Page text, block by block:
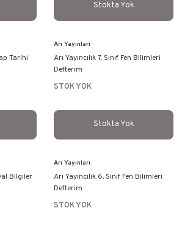
Stokta Yok
Tarihi
Arı Yayınları
Arı Yayıncılık 7. Sınıf Fen Bilimleri
Defterim
STOK YOK
Stokta Yok
Bilgiler
Arı Yayınları
Arı Yayıncılık 6. Sınıf Fen Bilimleri
Defterim
STOK YOK